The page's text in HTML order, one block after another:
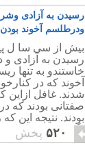
رسیدن به آزادی
ودرطلسم آخوند بودن
بیش از سی سا ل
رسیدن به آزادی و
خاستندو به تنها
آخوند که در
شدند. غافل ازاین
صفتانی بودند که
بودند. نتیجه این
نگون بخت ما را به
۵۲۰ پخش